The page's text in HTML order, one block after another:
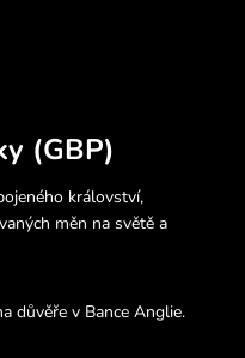
(GBP)
království,
měn na světě a
důvěře v Bance Anglie.